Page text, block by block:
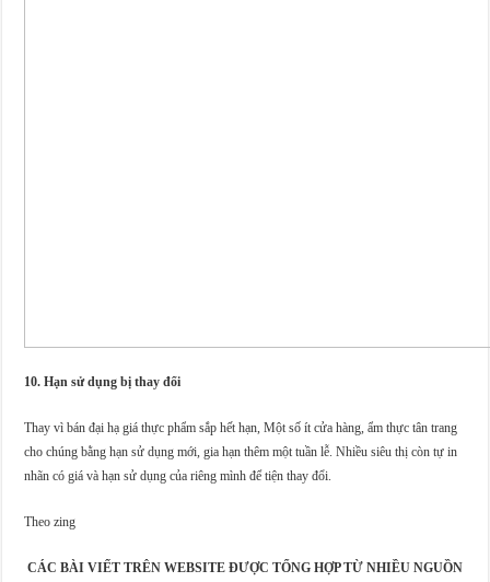
10. Hạn sử dụng bị thay đổi
Thay vì bán đại hạ giá thực phẩm sắp hết hạn, Một số ít cửa hàng, ẩm thực tân trang
cho chúng bằng hạn sử dụng mới, gia hạn thêm một tuần lễ. Nhiều siêu thị còn tự in
nhãn có giá và hạn sử dụng của riêng mình để tiện thay đổi.
Theo zing
CÁC BÀI VIẾT TRÊN WEBSITE ĐƯỢC TỔNG HỢP TỪ NHIỀU NGUỒN